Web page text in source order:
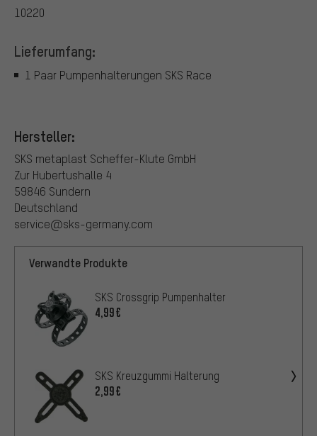
10220
Lieferumfang:
1 Paar Pumpenhalterungen SKS Race
Hersteller:
SKS metaplast Scheffer-Klute GmbH
Zur Hubertushalle 4
59846 Sundern
Deutschland
service@sks-germany.com
Verwandte Produkte
SKS Crossgrip Pumpenhalter
4,99€
SKS Kreuzgummi Halterung
2,99€